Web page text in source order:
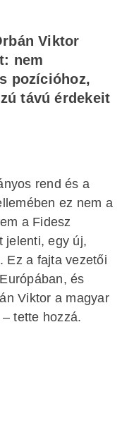
Viktor
nem
pozícióhoz,
távú érdekeit
rend és a
ez nem a
a Fidesz
jelenti, egy új,
Ez a fajta vezetői
és
Viktor a magyar
tette hozzá.